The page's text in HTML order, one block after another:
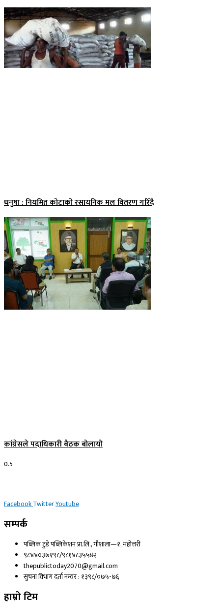
धनुषा : नियमित कोटाको रसायनिक मल वितरण गरिँदै
कांग्रेसले पदाधिकारी बैठक बोलायो
FacebookTwitterYoutube
सम्पर्क
पब्लिक टुडे पब्लिकेशन प्रा.लि., गौशाला—१, महोत्तरी
९८४४०३७१९८/९८१४८३५५४२
thepublictoday2070@gmail.com
सुचना विभाग दर्ता नम्वर : १३९८/०७५-७६
हाम्रो टिम